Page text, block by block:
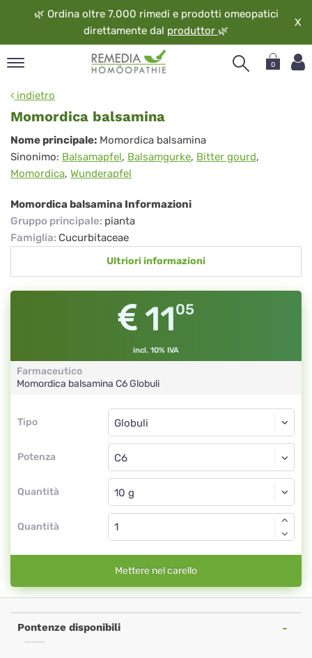
🌿 Ordina oltre 7.000 rimedi e prodotti omeopatici
direttamente dal produttor 🌿
X
0
indietro
Momordica balsamina
Momordica
balsamina
Nome principale: Momordica balsamina
Sinonimo: Balsamapfel, Balsamgurke, Bitter gourd,
Momordica, Wunderapfel
Momordica balsamina Informazioni
Gruppo principale: pianta
Famiglia: Cucurbitaceae
Ultriori informazioni
1105
incl. 10% IVA
Farmaceutico
Momordica balsamina C6Globuli
Tipo
Tipo
Potenza
Globuli
C6
Quantità
Globuli
Quantità
Mettere nel carello
Pontenze disponibili